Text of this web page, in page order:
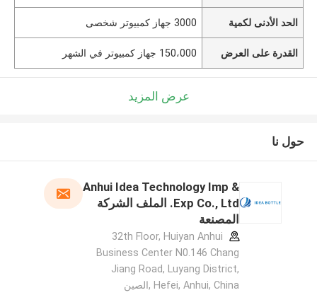
الحد الأدنى لكمية 3000 جهاز كمبيوتر شخصى
القدرة على العرض 150،000 جهاز كمبيوتر في الشهر
عرض المزيد
حول نا
Anhui Idea Technology Imp &
Exp Co., Ltd. الملف الشركة
المصنعة
32th Floor, Huiyan Anhui
Business Center N0.146 Chang
Jiang Road, Luyang District,
Hefei, Anhui, China ,الصين